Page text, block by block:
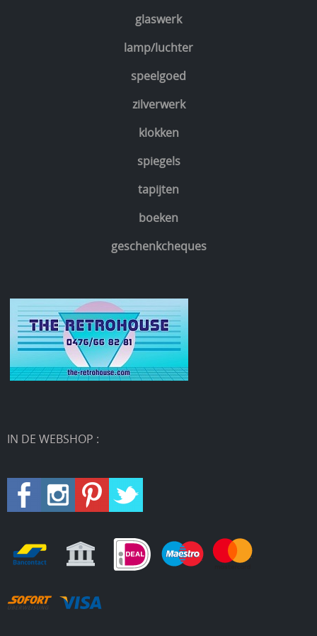
glaswerk
lamp/luchter
speelgoed
zilverwerk
klokken
spiegels
tapijten
boeken
geschenkcheques
IN DE WEBSHOP :